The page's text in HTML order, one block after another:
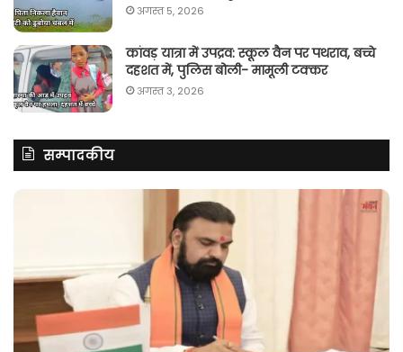
अगस्त 5, 2026
कांवड़ यात्रा में उपद्रव: स्कूल वैन पर पथराव, बच्चे
दहशत में, पुलिस बोली- मामूली टक्कर
अगस्त 3, 2026
सम्पादकीय